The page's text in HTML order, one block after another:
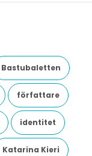
Bastubaletten
författare
identitet
Katarina Kieri